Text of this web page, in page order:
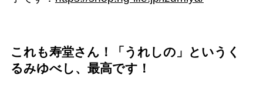
これも寿堂さん！「うれしの」というく
るみゆべし、最高です！